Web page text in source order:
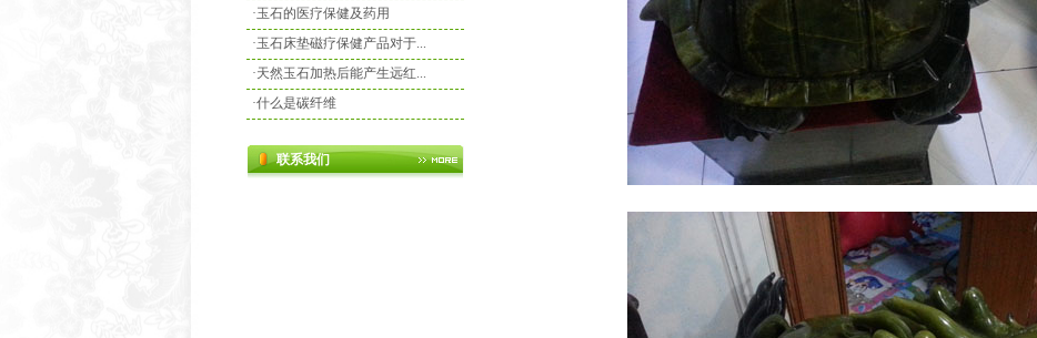
·玉石的医疗保健及药用
·玉石床垫磁疗保健产品对于...
·天然玉石加热后能产生远红...
·什么是碳纤维
联系我们